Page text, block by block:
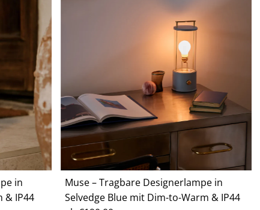
in
& IP44
Muse – Tragbare Designerlampe in
Selvedge Blue mit Dim-to-Warm & IP44